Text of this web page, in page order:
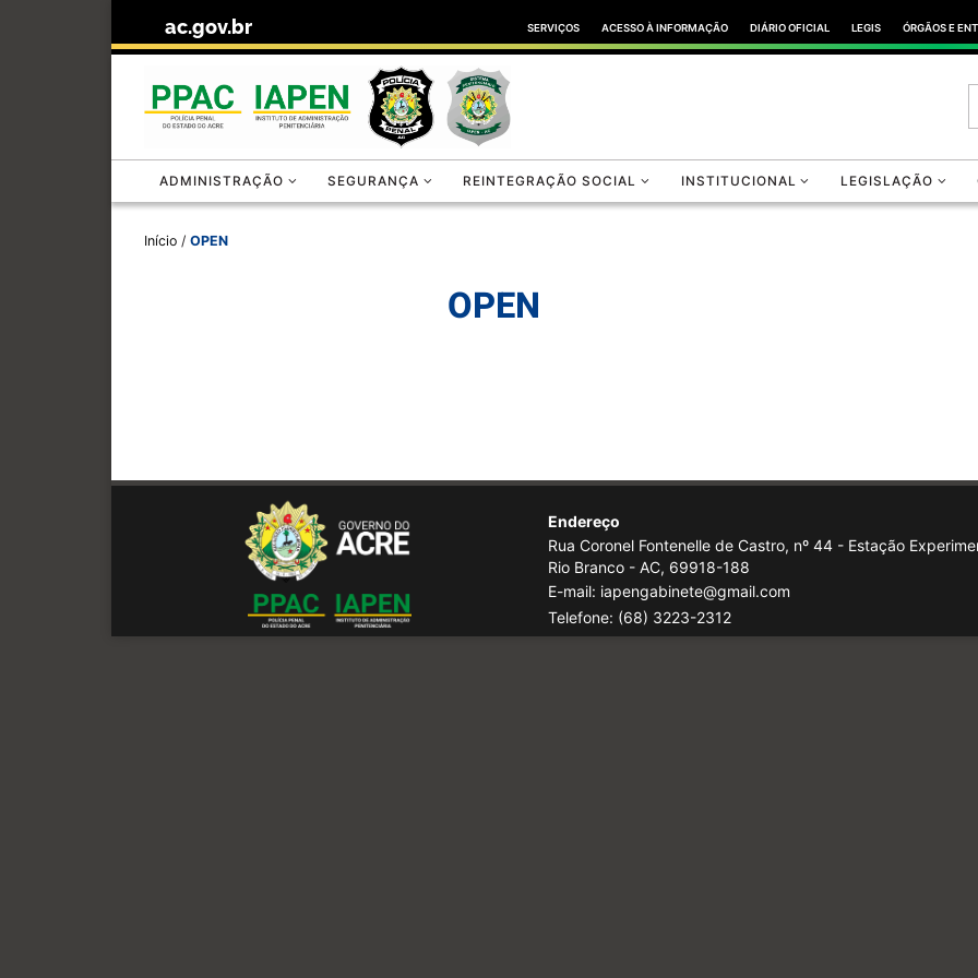
ac.gov.br SERVIÇOS ACESSO À INFORMAÇÃO DIÁRIO OFICIAL LEGIS ÓRGÃOS E
ADMINISTRAÇÃO SEGURANÇA REINTEGRAÇÃO SOCIAL INSTITUCIONAL LEGISLAÇÃO
Início / OPEN
OPEN
Endereço
Rua Coronel Fontenelle de Castro, nº 44 - Estação
Rio Branco - AC, 69918-188
E-mail: iapengabinete@gmail.com
Telefone: (68) 3223-2312